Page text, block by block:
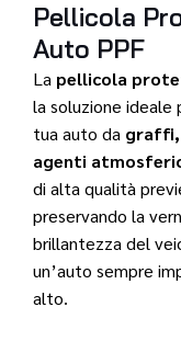
Pellicola
Auto PPF
La pellicola
la soluzione
tua auto da graffi,
agenti
di alta qualità
preservando la
brillantezza del
un’auto sempre
alto.